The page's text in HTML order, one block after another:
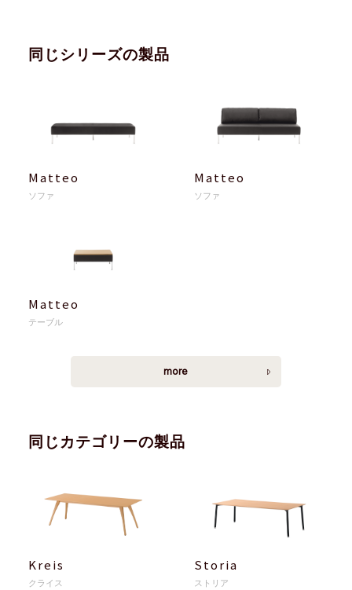
同じシリーズの製品
Matteo
ソファ
Matteo
ソファ
Matteo
テーブル
more
同じカテゴリーの製品
Kreis
クライス
Storia
ストリア